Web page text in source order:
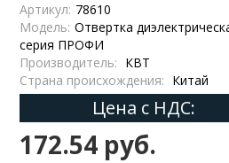
Артикул: 78610
Модель: Отвертка
серия ПРОФИ
Производитель: КВТ
Страна происхождения: Китай
Цена с НДС:
172.54 руб.